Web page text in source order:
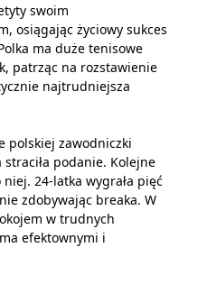
swoim
osiągając życiowy sukces
ma duże tenisowe
patrząc na rozstawienie
najtrudniejsza
polskiej zawodniczki
podanie. Kolejne
24-latka wygrała pięć
zdobywając breaka. W
w trudnych
efektownymi i